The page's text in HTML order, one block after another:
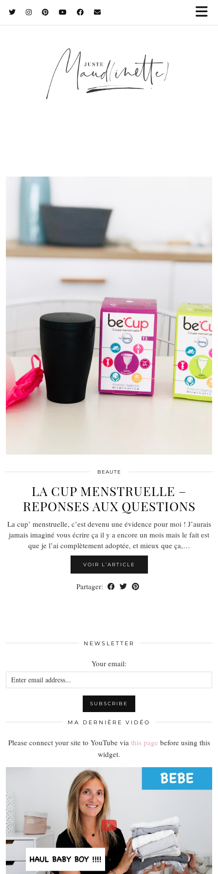
BEAUTE
LA CUP MENSTRUELLE –
REPONSES AUX QUESTIONS
La cup’ menstruelle, c’est devenu une évidence pour moi ! J’aurais
jamais imaginé vous écrire ça il y a encore un mois mais le fait est
que je l’ai complètement adoptée, et mieux que ça,…
VOIR L’ARTICLE
Partager:
NEWSLETTER
Your email:
MA DERNIÈRE VIDÉO
Please connect your site to YouTube via this page before using this
widget.